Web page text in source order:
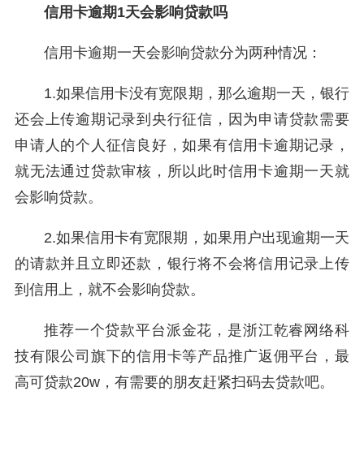
信用卡逾期1天会影响贷款吗
信用卡逾期一天会影响贷款分为两种情况：
1.如果信用卡没有宽限期，那么逾期一天，银行
还会上传逾期记录到央行征信，因为申请贷款需要
申请人的个人征信良好，如果有信用卡逾期记录，
就无法通过贷款审核，所以此时信用卡逾期一天就
会影响贷款。
2.如果信用卡有宽限期，如果用户出现逾期一天
的请款并且立即还款，银行将不会将信用记录上传
到信用上，就不会影响贷款。
推荐一个贷款平台派金花，是浙江乾睿网络科
技有限公司旗下的信用卡等产品推广返佣平台，最
高可贷款20w，有需要的朋友赶紧扫码去贷款吧。